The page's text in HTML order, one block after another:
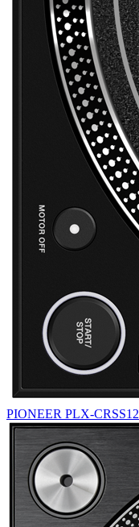
PIONEER PLX-CRSS12